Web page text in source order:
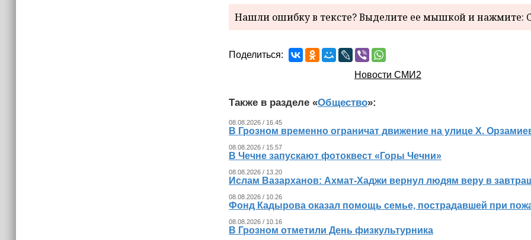
Нашли ошибку в тексте? Выделите ее мышкой и нажмите:
Поделиться:
Новости СМИ2
Также в разделе «Общество»:
08.08.2026 / 16.45
В Грозном временно ограничат движение на улице Х.
08.08.2026 / 15.57
В Чечне запускают фотоквест «Горы Чечни»
08.08.2026 / 13.20
Ислам Вазарханов: Ахмат-Хаджи вернул людям веру в
08.08.2026 / 10.26
Фонд Кадырова оказал помощь семье, пострадавшей при
08.08.2026 / 10.16
В Грозном отметили День физкультурника